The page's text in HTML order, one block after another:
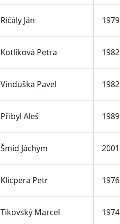
Ričály Ján 1979
Kotlíková Petra 1982
Vinduška Pavel 1982
Přibyl Aleš 1989
Šmíd Jáchym 2001
Klicpera Petr 1976
Tikovský Marcel 1974